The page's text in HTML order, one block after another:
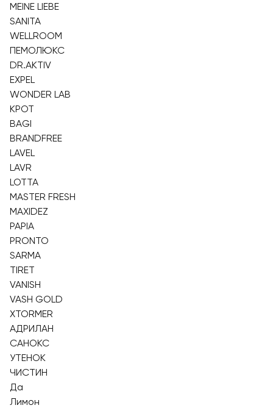
MEINE LIEBE
SANITA
WELLROOM
ПЕМОЛЮКС
DR.AKTIV
EXPEL
WONDER LAB
КРОТ
BAGI
BRANDFREE
LAVEL
LAVR
LOTTA
MASTER FRESH
MAXIDEZ
PAPIA
PRONTO
SARMA
TIRET
VANISH
VASH GOLD
XTORMER
АДРИЛАН
САНОКС
УТЕНОК
ЧИСТИН
Да
Лимон